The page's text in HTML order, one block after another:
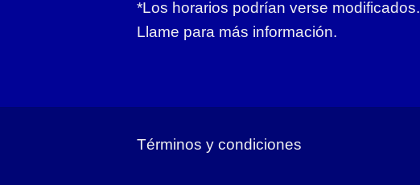
*Los horarios podrían verse modificados.
Llame para más información.
Términos y condiciones